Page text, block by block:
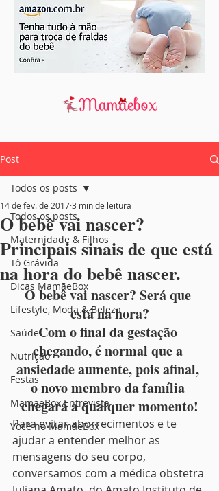
Post
Todos os posts
Maternidade & Filhos
Tô Grávida
Dicas MamãeBox
Lifestyle, Moda & Beleza
Saúde
Nutrição
Festas
MamãeBox Entrevista
Você no MamãeBox
Todos os posts
O bebê vai nascer?
Principais sinais de que está
na hora do bebê nascer.
14 de fev. de 20173 min de leitura
O bebê vai nascer? Será que
está na hora?
Com o final da gestação
chegando, é normal que a
ansiedade aumente, pois afinal,
o novo membro da família
chegará a qualquer momento!
Para evitar aborrecimentos e te
ajudar a entender melhor as
mensagens do seu corpo,
conversamos com a médica obstetra